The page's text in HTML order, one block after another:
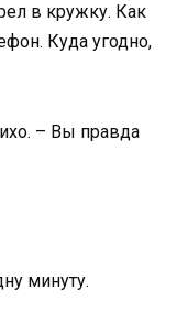
в кружку. Как
Куда угодно,
– Вы правда
минуту.